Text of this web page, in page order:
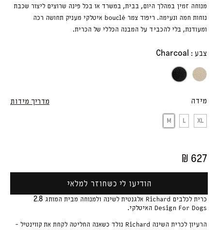
מנוחה זמין במהלך היום, בבית, במשרד או בכל פינה שרוצים ליצור שכבת
נוחות חמה ונעימה. ריפוד צמר bouclé איטלקי מעניק תחושה רכה
ומעודנת, בלי להכביד על המבנה הכללי של הכרית.
צבע : Charcoal
CharcoalCream
מידה מדריך מידות
M L XL
₪ 627
הודיעו לי כשחוזר למלאי
כרית לכלבים Richard אלגנטית לשינה ולמנוחה מבית המותג 2.8
Design For Dogs האיטלקי
.
הרעיון לכרית השינה Richard נולד כשאנה החליטה לקחת את קווינטיל -